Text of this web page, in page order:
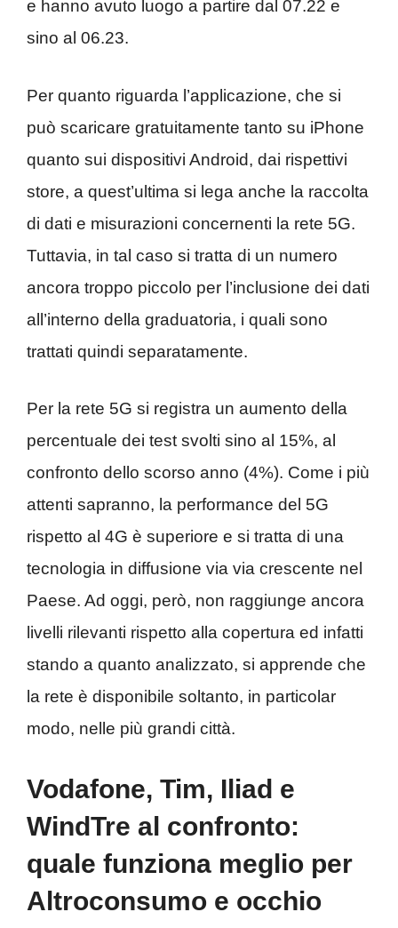
e hanno avuto luogo a partire dal 07.22 e
sino al 06.23.
Per quanto riguarda l’applicazione, che si
può scaricare gratuitamente tanto su iPhone
quanto sui dispositivi Android, dai rispettivi
store, a quest’ultima si lega anche la raccolta
di dati e misurazioni concernenti la rete 5G.
Tuttavia, in tal caso si tratta di un numero
ancora troppo piccolo per l’inclusione dei dati
all’interno della graduatoria, i quali sono
trattati quindi separatamente.
Per la rete 5G si registra un aumento della
percentuale dei test svolti sino al 15%, al
confronto dello scorso anno (4%). Come i più
attenti sapranno, la performance del 5G
rispetto al 4G è superiore e si tratta di una
tecnologia in diffusione via via crescente nel
Paese. Ad oggi, però, non raggiunge ancora
livelli rilevanti rispetto alla copertura ed infatti
stando a quanto analizzato, si apprende che
la rete è disponibile soltanto, in particolar
modo, nelle più grandi città.
Vodafone, Tim, Iliad e
WindTre al confronto:
quale funziona meglio per
Altroconsumo e occhio